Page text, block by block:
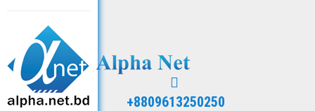
+8809613250250